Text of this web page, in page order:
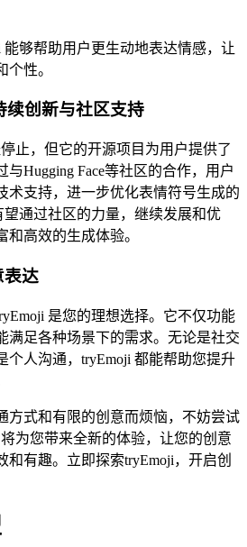
够帮助用户更生动地表达情感，让
性。
创新与社区支持
止，但它的开源项目为用户提供了
Hugging Face等社区的合作，用户
术支持，进一步优化表情符号生成的
望通过社区的力量，继续发展和优
高效的生成体验。
表达
是您的理想选择。它不仅功能
满足各种场景下的需求。无论是社交
个人沟通，tryEmoji 都能帮助您提升
方式和有限的创意而烦恼，不妨尝试
为您带来全新的体验，让您的创意
和有趣。立即探索tryEmoji，开启创